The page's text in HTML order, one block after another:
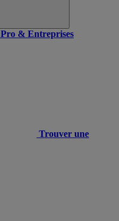
Pro & Entreprises
Trouver une